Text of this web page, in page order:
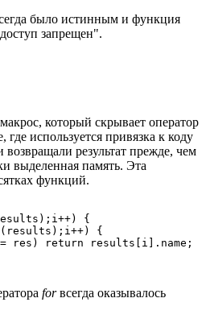
было истинным и функция
запрещен".
который скрывает оператор
используется привязка к коду
результат прежде, чем
выделенная память. Эта
функций.
{
{
res) return results[i].name;
forвсегда оказывалось